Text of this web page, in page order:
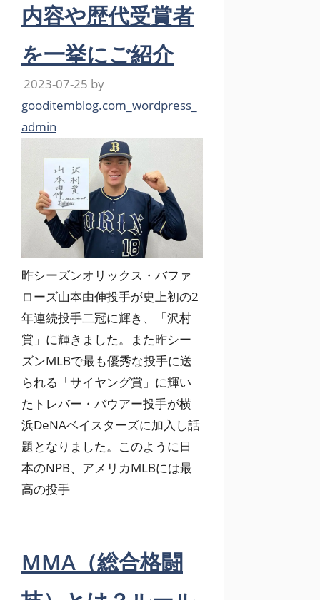
内容や歴代受賞者
を一挙にご紹介
2023-07-25 by
gooditemblog.com_wordpress_
admin
昨シーズンオリックス・バファ
ローズ山本由伸投手が史上初の2
年連続投手二冠に輝き、「沢村
賞」に輝きました。また昨シー
ズンMLBで最も優秀な投手に送
られる「サイヤング賞」に輝い
たトレバー・バウアー投手が横
浜DeNAベイスターズに加入し話
題となりました。このように日
本のNPB、アメリカMLBには最
高の投手
MMA（総合格闘